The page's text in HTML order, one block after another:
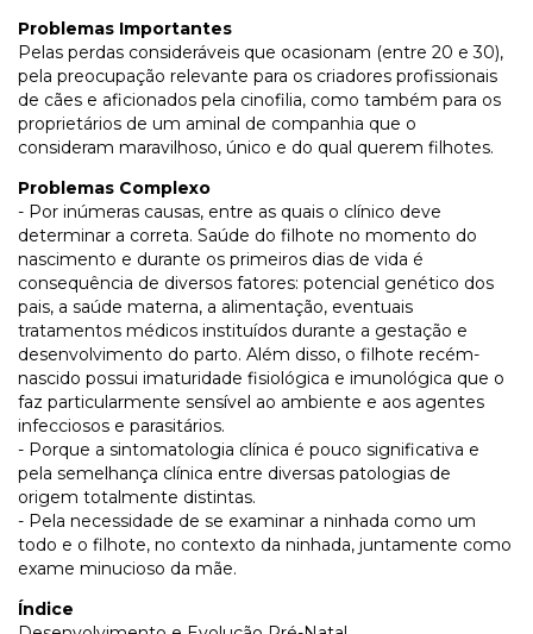
Problemas Importantes
Pelas perdas consideráveis que ocasionam (entre 20 e 30),
pela preocupação relevante para os criadores profissionais
de cães e aficionados pela cinofilia, como também para os
proprietários de um aminal de companhia que o
consideram maravilhoso, único e do qual querem filhotes.
Problemas Complexo
- Por inúmeras causas, entre as quais o clínico deve
determinar a correta. Saúde do filhote no momento do
nascimento e durante os primeiros dias de vida é
consequência de diversos fatores: potencial genético dos
pais, a saúde materna, a alimentação, eventuais
tratamentos médicos instituídos durante a gestação e
desenvolvimento do parto. Além disso, o filhote recém-
nascido possui imaturidade fisiológica e imunológica que o
faz particularmente sensível ao ambiente e aos agentes
infecciosos e parasitários.
- Porque a sintomatologia clínica é pouco significativa e
pela semelhança clínica entre diversas patologias de
origem totalmente distintas.
- Pela necessidade de se examinar a ninhada como um
todo e o filhote, no contexto da ninhada, juntamente como
exame minucioso da mãe.
Índice